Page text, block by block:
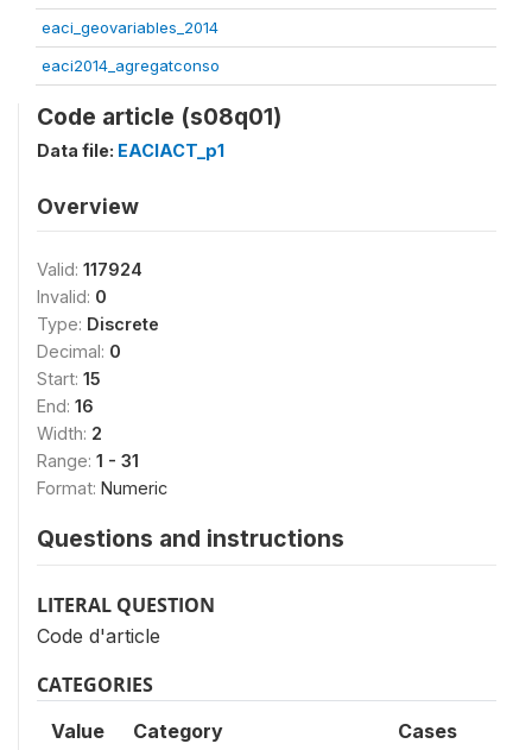
eaci_geovariables_2014
eaci2014_agregatconso
Code article (s08q01)
Data file: EACIACT_p1
Overview
Valid: 117924
Invalid: 0
Type: Discrete
Decimal: 0
Start: 15
End: 16
Width: 2
Range: 1 - 31
Format: Numeric
Questions and instructions
LITERAL QUESTION
Code d'article
CATEGORIES
Value Category Cases